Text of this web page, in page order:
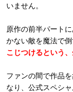
いません。
原作の前半パート
かない敵を魔法で
こじつけるという
ファンの間で作品
なり、公式スペシ